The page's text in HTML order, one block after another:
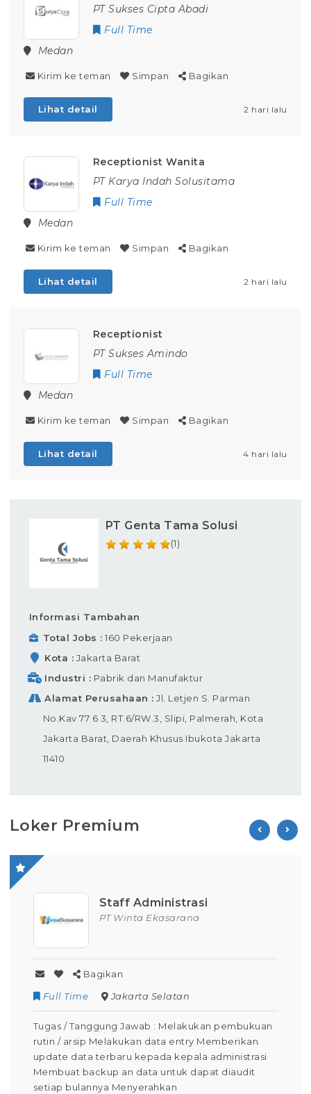
PT Sukses Cipta Abadi
Full Time
Medan
Kirim ke teman Simpan Bagikan
Lihat detail 2 hari lalu
Receptionist Wanita
PT Karya Indah Solusitama
Full Time
Medan
Kirim ke teman Simpan Bagikan
Lihat detail 2 hari lalu
Receptionist
PT Sukses Amindo
Full Time
Medan
Kirim ke teman Simpan Bagikan
Lihat detail 4 hari lalu
PT Genta Tama Solusi
(1)
Informasi Tambahan
Total Jobs
160 Pekerjaan
Kota
Jakarta Barat
Industri
Pabrik dan Manufaktur
Alamat Perusahaan
Jl. Letjen S. Parman
No.Kav 77 6 3, RT.6/RW.3, Slipi, Palmerah, Kota
Jakarta Barat, Daerah Khusus Ibukota Jakarta
11410
Loker Premium
Staff Administrasi
PT Winta Ekasarana
Bagikan
Full Time
Jakarta Selatan
Tugas / Tanggung Jawab : Melakukan pembukuan
rutin / arsip Melakukan data entry Memberikan
update data terbaru kepada kepala administrasi
Membuat backup an data untuk dapat diaudit
setiap bulannya Menyerahkan